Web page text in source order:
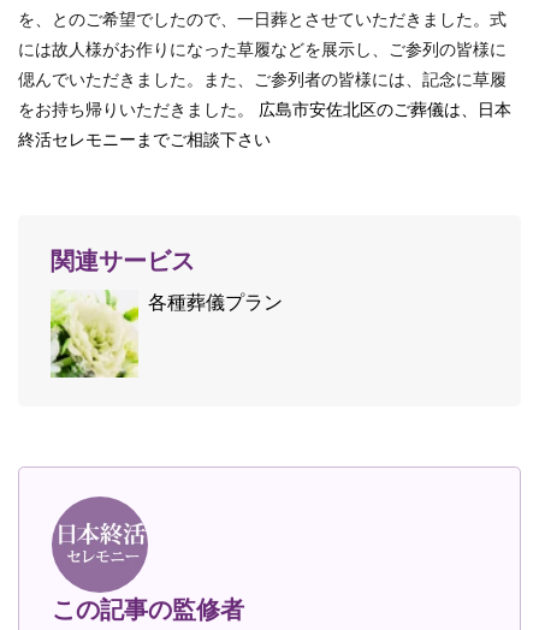
を、とのご希望でしたので、一日葬とさせていただきました。式
には故人様がお作りになった草履などを展示し、ご参列の皆様に
偲んでいただきました。また、ご参列者の皆様には、記念に草履
をお持ち帰りいただきました。 広島市安佐北区のご葬儀は、日本
終活セレモニーまでご相談下さい
関連サービス
各種葬儀プラン
この記事の監修者